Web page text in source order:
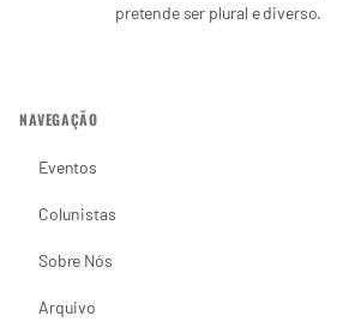
pretende ser plural e diverso.
NAVEGAÇÃO
Eventos
Colunistas
Sobre Nós
Arquivo